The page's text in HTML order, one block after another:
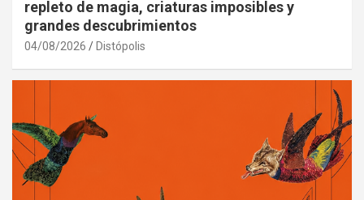
repleto de magia, criaturas imposibles y
grandes descubrimientos
04/08/2026 Distópolis